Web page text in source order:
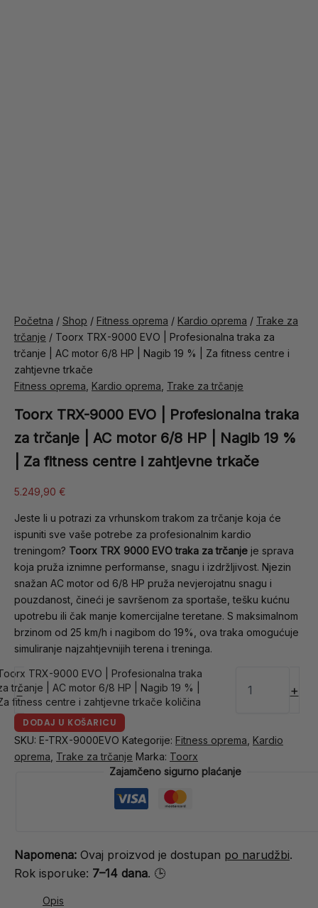
Početna / Shop / Fitness oprema / Kardio oprema / Trake za
trčanje / Toorx TRX-9000 EVO | Profesionalna traka za
trčanje | AC motor 6/8 HP | Nagib 19 % | Za fitness centre i
zahtjevne trkače
Fitness oprema Kardio oprema Trake za trčanje
Toorx TRX-9000 EVO | Profesionalna traka
za trčanje | AC motor 6/8 HP | Nagib 19 %
| Za fitness centre i zahtjevne trkače
5.249,90 €
Jeste li u potrazi za vrhunskom trakom za trčanje koja će
ispuniti sve vaše potrebe za profesionalnim kardio
treningom? Toorx TRX 9000 EVO traka za trčanje je sprava
koja pruža iznimne performanse, snagu i izdržljivost. Njezin
snažan AC motor od 6/8 HP pruža nevjerojatnu snagu i
pouzdanost, čineći je savršenom za sportaše, tešku kućnu
upotrebu ili čak manje komercijalne teretane. S maksimalnom
brzinom od 25 km/h i nagibom do 19%, ova traka omogućuje
simuliranje najzahtjevnijih terena i treninga.
-
TRX-9000 EVO | Profesionalna traka
trčanje | AC motor 6/8 HP | Nagib 19 % |
fitness centre i zahtjevne trkače količina
+
DODAJ U KOŠARICU
SKU: E-TRX-9000EVO Kategorije: Fitness oprema, Kardio
oprema, Trake za trčanje Marka: Toorx
Zajamčeno sigurno plaćanje
Napomena: Ovaj proizvod je dostupan po narudžbi.
Rok isporuke: 7–14 dana. 🕒
Opis